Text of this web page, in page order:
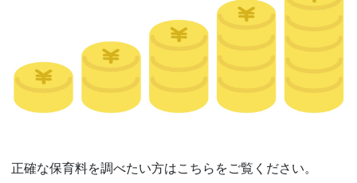
正確な保育料を調べたい方はこちらをご覧ください。